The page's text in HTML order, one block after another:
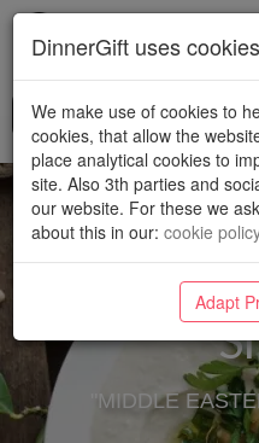
"MIDDLE
DinnerGift uses cookies
We make use of cookies to
cookies, that allow the
place analytical cookies to
site. Also 3th parties and
our website. For these we
about this in our: cookie policy
Adapt